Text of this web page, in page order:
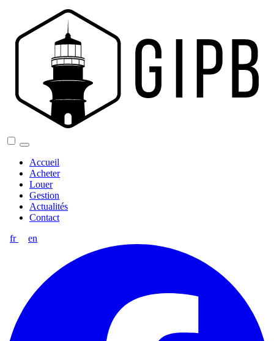
Accueil
Acheter
Louer
Gestion
Actualités
Contact
fr
en